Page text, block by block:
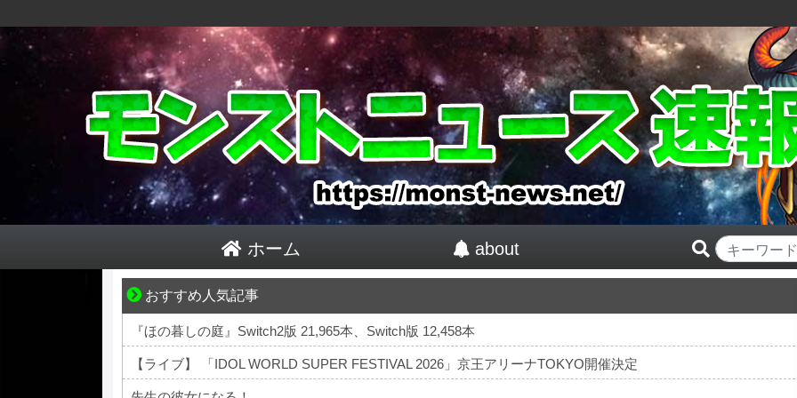
ホーム about
おすすめ人気記事
“変われない私”が動き出す瞬間に出会う
『ほの暮しの庭』Switch2版 21,965本、Switch版 12,458本
【ライブ】 「IDOL WORLD SUPER FESTIVAL 2026」京王アリーナTOKYO開催決定